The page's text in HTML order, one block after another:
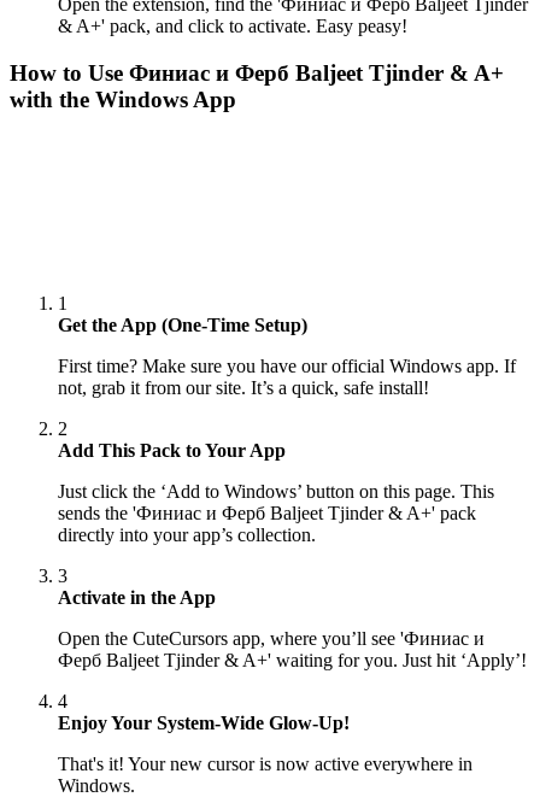
& A+' pack, and click to activate. Easy peasy!
How to Use Финиас и Ферб Baljeet Tjinder & A+
with the Windows App
1
Get the App (One-Time Setup)
First time? Make sure you have our official Windows app. If
not, grab it from our site. It’s a quick, safe install!
2
Add This Pack to Your App
Just click the ‘Add to Windows’ button on this page. This
sends the 'Финиас и Ферб Baljeet Tjinder & A+' pack
directly into your app’s collection.
3
Activate in the App
Open the CuteCursors app, where you’ll see 'Финиас и
Ферб Baljeet Tjinder & A+' waiting for you. Just hit ‘Apply’!
4
Enjoy Your System-Wide Glow-Up!
That's it! Your new cursor is now active everywhere in
Windows.